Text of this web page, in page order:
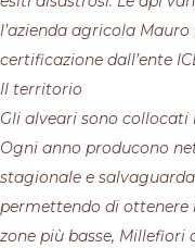
l’azienda agricola
certificazione dall’ente
Il territorio
Gli alveari sono collocati
Ogni anno producono
stagionale e
permettendo di ottenere
zone più basse,